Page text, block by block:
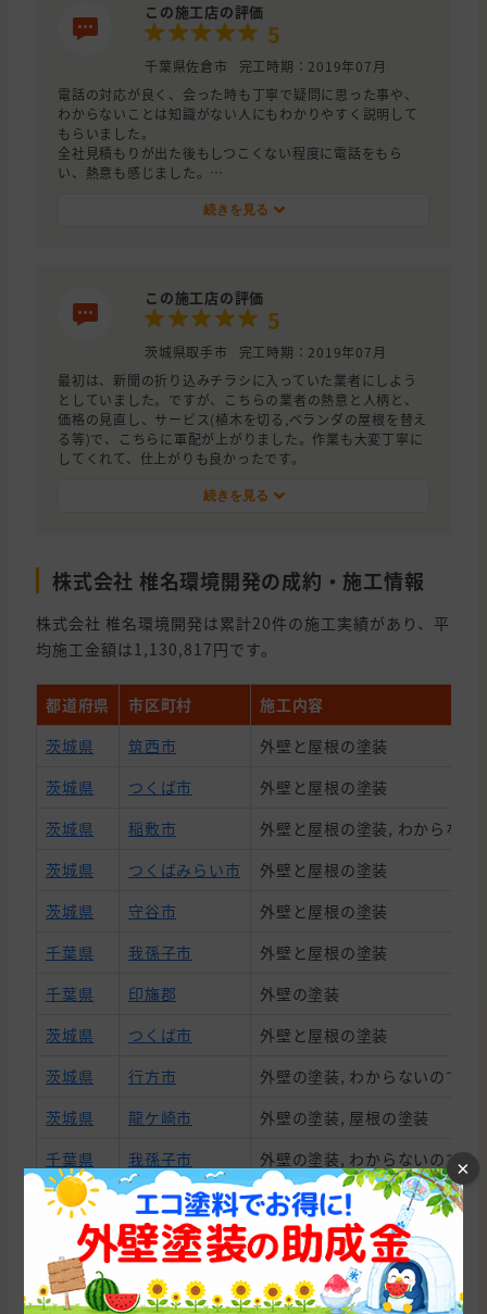
この施工店の評価
5
千葉県佐倉市
完工時期：2019年07月
電話の対応が良く、会った時も丁寧で疑問に思った事や、
わからないことは知識がない人にもわかりやすく説明して
もらいました。
全社見積もりが出た後もしつこくない程度に電話をもら
い、熱意も感じました。
続きを見る
この施工店の評価
5
茨城県取手市
完工時期：2019年07月
最初は、新聞の折り込みチラシに入っていた業者にしよう
としていました。ですが、こちらの業者の熱意と人柄と、
価格の見直し、サービス(植木を切る,ベランダの屋根を替え
る等)で、こちらに軍配が上がりました。作業も大変丁寧に
してくれて、仕上がりも良かったです。
続きを見る
株式会社 椎名環境開発 の成約・施工情報
株式会社 椎名環境開発 は累計20件の施工実績があり、平
均施工金額は1,130,817円です。
都道府県 市区町村
施工内容
茨城県
筑西市
外壁と屋根の塗装
茨城県
つくば市
外壁と屋根の塗装
茨城県
稲敷市
外壁と屋根の塗装, わからない
茨城県
つくばみらい市
外壁と屋根の塗装
茨城県
守谷市
外壁と屋根の塗装
千葉県
我孫子市
外壁と屋根の塗装
千葉県
印旛郡
外壁の塗装
茨城県
つくば市
外壁と屋根の塗装
茨城県
行方市
外壁の塗装, わからないので相
茨城県
龍ケ崎市
外壁の塗装, 屋根の塗装
千葉県
我孫子市
外壁の塗装, わからないので相
千葉県
印西市
外壁と屋根の塗装
千葉県
香取市
外壁の塗装, 雨漏り・防水
茨城県
取手市
外壁の塗装, わからないので相
株式会社 椎名環境開発 はこれまでに累計20件
の施工実績があります。
×